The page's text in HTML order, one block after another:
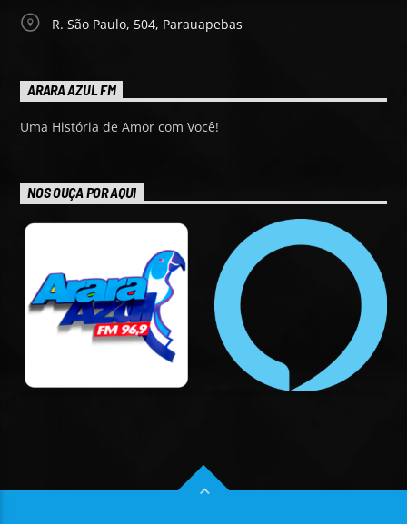
R. São Paulo, 504, Parauapebas
ARARA AZUL FM
Uma História de Amor com Você!
NOS OUÇA POR AQUI